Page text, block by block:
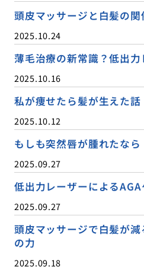
頭皮マッサージと白髪の関
2025.10.24
薄毛治療の新常識？低出
2025.10.16
私が痩せたら髪が生えた話
2025.10.12
もしも突然唇が腫れたなら
2025.09.27
低出力レーザーによる
2025.09.27
頭皮マッサージで白髪が
の力
2025.09.18